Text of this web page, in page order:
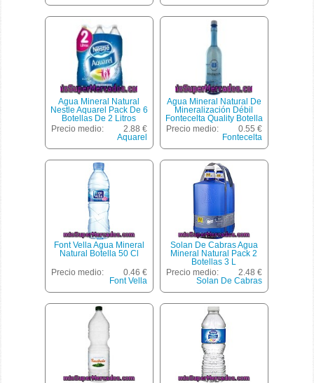
Agua Mineral Natural
Nestle Aquarel Pack De 6
Botellas De 2 Litros
Precio medio:
2.88 €
Aquarel
Agua Mineral Natural De
Mineralización Débil
Fontecelta Quality Botella
De 1 Litro
Precio medio:
0.55 €
Fontecelta
Font Vella Agua Mineral
Natural Botella 50 Cl
Precio medio:
0.46 €
Font Vella
Solan De Cabras Agua
Mineral Natural Pack 2
Botellas 3 L
Precio medio:
2.48 €
Solan De Cabras